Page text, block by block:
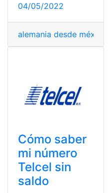
04/05/2022
alemania desde méxico
Cómo saber
mi número
Telcel sin
saldo